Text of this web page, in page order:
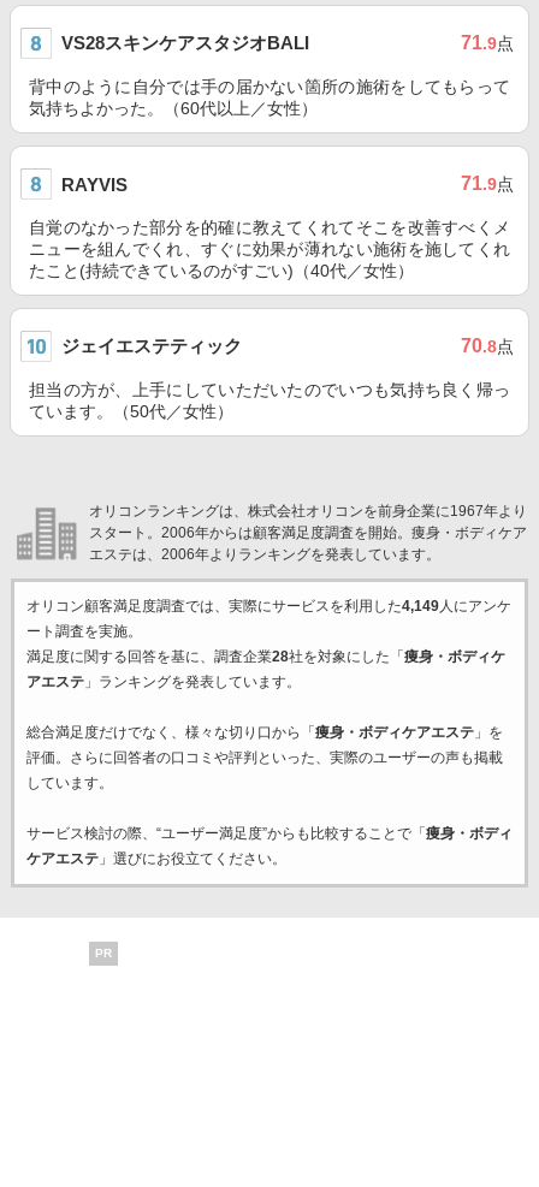
VS28スキンケアスタジオBALI 71.9点
背中のように自分では手の届かない箇所の施術をしてもらって
気持ちよかった。（60代以上／女性）
RAYVIS 71.9点
自覚のなかった部分を的確に教えてくれてそこを改善すべくメ
ニューを組んでくれ、すぐに効果が薄れない施術を施してくれ
たこと(持続できているのがすごい)（40代／女性）
ジェイエステティック 70.8点
担当の方が、上手にしていただいたのでいつも気持ち良く帰っ
ています。（50代／女性）
オリコンランキングは、株式会社オリコンを前身企業に1967年より
スタート。2006年からは顧客満足度調査を開始。痩身・ボディケア
エステは、2006年よりランキングを発表しています。
オリコン顧客満足度調査では、実際にサービスを利用した4,149人にアンケ
ート調査を実施。
満足度に関する回答を基に、調査企業28社を対象にした「 痩身・ボディケ
アエステ」ランキングを発表しています。
総合満足度だけでなく、様々な切り口から「 痩身・ボディケアエステ」を
評価。さらに回答者の口コミや評判といった、実際のユーザーの声も掲載
しています。
サービス検討の際、“ユーザー満足度”からも比較することで「 痩身・ボディ
ケアエステ」選びにお役立てください。
PR